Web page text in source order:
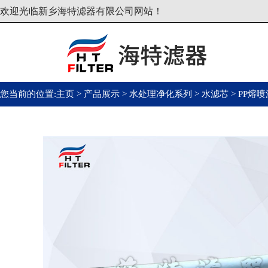
欢迎光临新乡海特滤器有限公司网站！
您当前的位置:主页 > 产品展示 > 水处理净化系列 > 水滤芯 > PP熔